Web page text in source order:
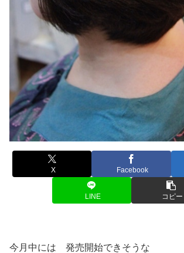
X Facebook
LINE コピー
今月中には 発売開始できそうな